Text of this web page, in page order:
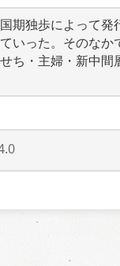
期独歩によって
いった。そのな
ち・主婦・新中